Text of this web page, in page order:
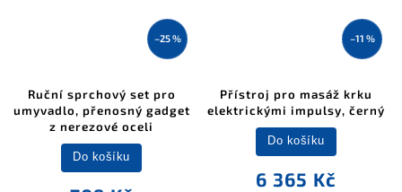
–25 %
Ruční sprchový set pro
umyvadlo, přenosný gadget
z nerezové oceli
Do košíku
–11 %
Přístroj pro masáž krku
elektrickými impulsy, černý
6 365 Kč
Do košíku